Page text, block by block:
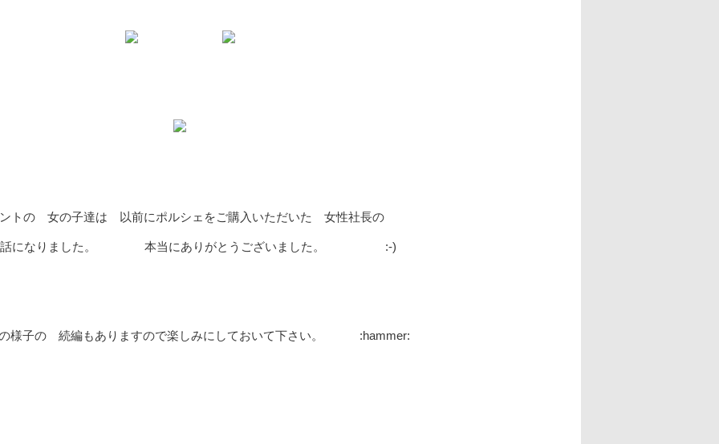
トの 女の子達は 以前にポルシェをご購入いただいた 女性社長の
話になりました。 本当にありがとうございました。 :-)
の様子の 続編もありますので楽しみにしておいて下さい。 :hammer: